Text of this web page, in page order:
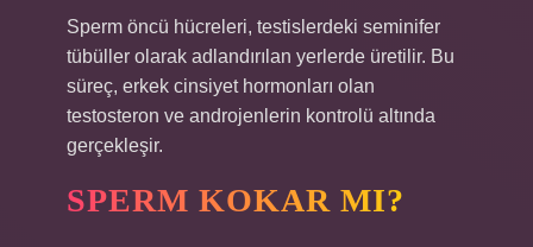
Sperm öncü hücreleri, testislerdeki seminifer
tübüller olarak adlandırılan yerlerde üretilir. Bu
süreç, erkek cinsiyet hormonları olan
testosteron ve androjenlerin kontrolü altında
gerçekleşir.
SPERM KOKAR MI?